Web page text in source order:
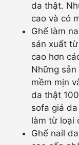
da thật.
cao và có
Ghế làm
sản xuất
cao hơn
Những sản
mềm mịn
da thật
sofa giả
làm từ loại
Ghế nail